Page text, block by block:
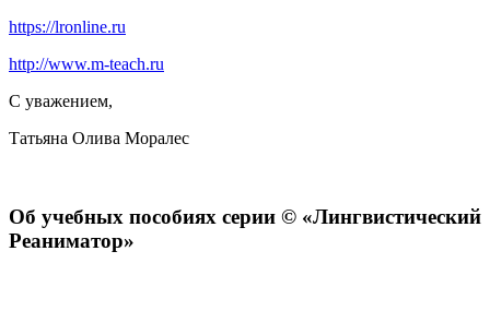
https://lronline.ru
http://www.m-teach.ru
С уважением,
Татьяна Олива Моралес
Об учебных пособиях серии © «Лингвистический
Реаниматор»